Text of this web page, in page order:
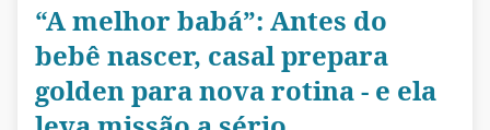
“A melhor babá”: Antes do
bebê nascer, casal prepara
golden para nova rotina - e ela